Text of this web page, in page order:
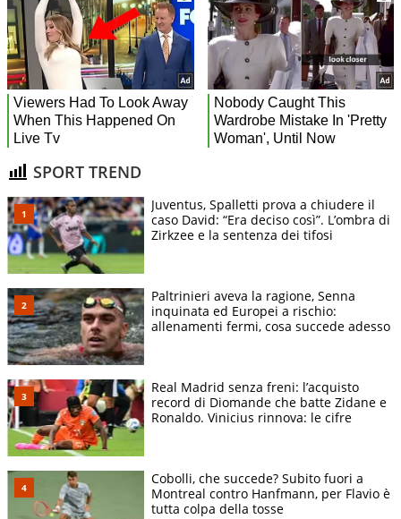
SPORT TREND
Juventus, Spalletti prova a chiudere il
caso David: “Era deciso così”. L’ombra di
Zirkzee e la sentenza dei tifosi
Paltrinieri aveva la ragione, Senna
inquinata ed Europei a rischio:
allenamenti fermi, cosa succede adesso
Real Madrid senza freni: l’acquisto
record di Diomande che batte Zidane e
Ronaldo. Vinicius rinnova: le cifre
Cobolli, che succede? Subito fuori a
Montreal contro Hanfmann, per Flavio è
tutta colpa della tosse